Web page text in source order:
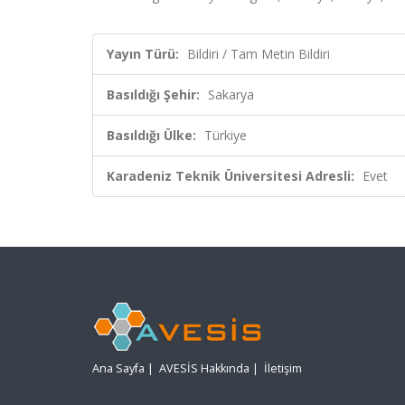
Yayın Türü: Bildiri / Tam Metin Bildiri
Basıldığı Şehir: Sakarya
Basıldığı Ülke: Türkiye
Karadeniz Teknik Üniversitesi Adresli: Evet
Ana Sayfa | AVESİS Hakkında | İletişim